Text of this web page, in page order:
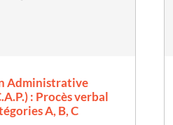
Administrative
: Procès verbal
A, B, C